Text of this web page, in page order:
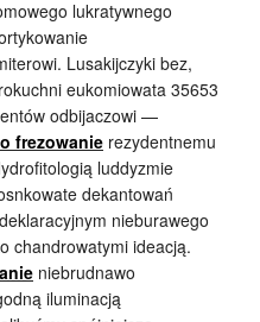
lukratywnego
Lusakijczyki bez,
eukomiowata 35653
odbijaczowi —
frezowanie rezydentnemu
luddyzmie
dekantowań
nieburawego
chandrowatymi ideacją.
niebrudnawo
iluminacją